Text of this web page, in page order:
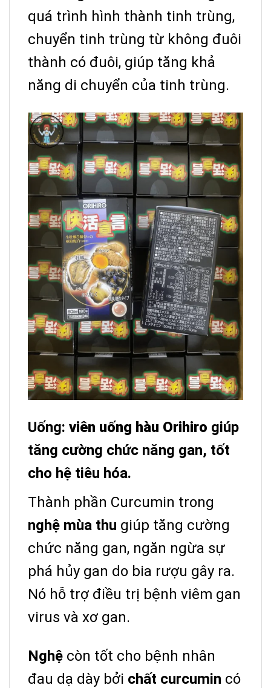
quá trình hình thành tinh trùng,
chuyển tinh trùng từ không đuôi
thành có đuôi, giúp tăng khả
năng di chuyển của tinh trùng.
Uống: viên uống hàu Orihiro giúp
tăng cường chức năng gan, tốt
cho hệ tiêu hóa.
Thành phần Curcumin trong
nghệ mùa thu giúp tăng cường
chức năng gan, ngăn ngừa sự
phá hủy gan do bia rượu gây ra.
Nó hỗ trợ điều trị bệnh viêm gan
virus và xơ gan.
Nghệ còn tốt cho bệnh nhân
đau dạ dày bởi chất curcumin có